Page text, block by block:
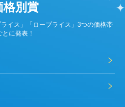
格別賞
イス」「ロープライス」3つの価格帯
とに発表！